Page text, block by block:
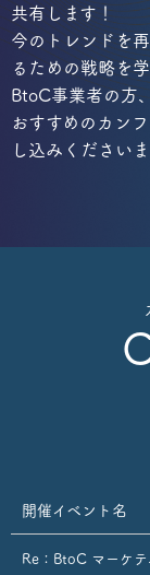
共有します！
今のトレンドを
るための戦略を
BtoC事業者の方
おすすめのカン
し込みくださいま
開催イベント名
Re：BtoC マーケ